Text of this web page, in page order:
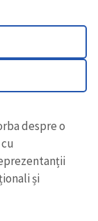
despre o
și